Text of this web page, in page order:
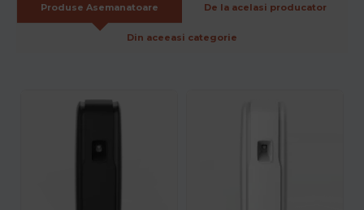
Produse Asemanatoare De la acelasi producator
Din aceeasi categorie